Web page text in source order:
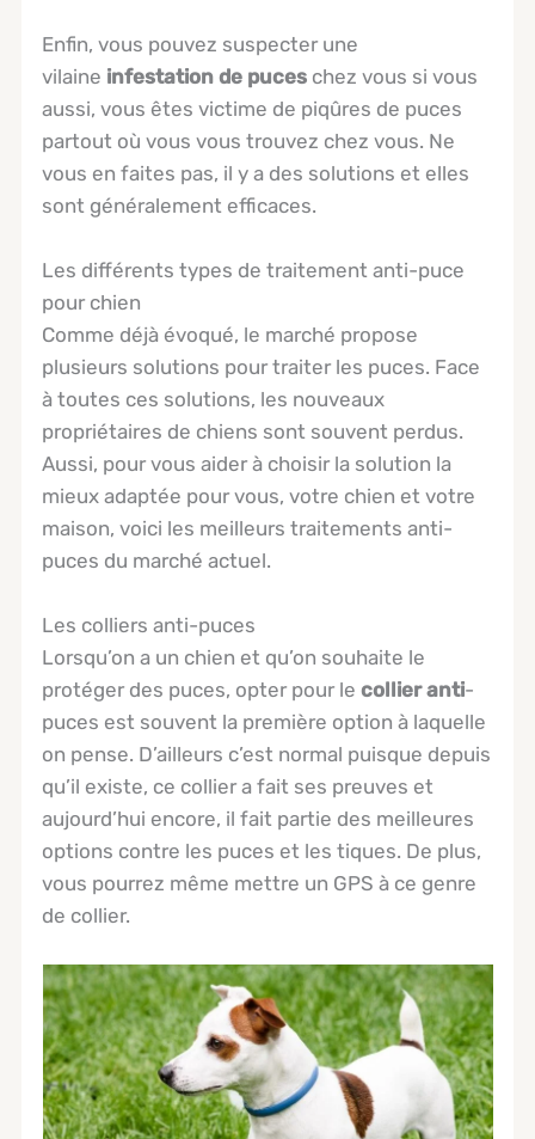
Enfin, vous pouvez suspecter une
vilaine infestation de puces chez vous si vous
aussi, vous êtes victime de piqûres de puces
partout où vous vous trouvez chez vous. Ne
vous en faites pas, il y a des solutions et elles
sont généralement efficaces.
Les différents types de traitement anti-puce
pour chien
Comme déjà évoqué, le marché propose
plusieurs solutions pour traiter les puces. Face
à toutes ces solutions, les nouveaux
propriétaires de chiens sont souvent perdus.
Aussi, pour vous aider à choisir la solution la
mieux adaptée pour vous, votre chien et votre
maison, voici les meilleurs traitements anti-
puces du marché actuel.
Les colliers anti-puces
Lorsqu’on a un chien et qu’on souhaite le
protéger des puces, opter pour lecollier anti-
puces est souvent la première option à laquelle
on pense. D’ailleurs c’est normal puisque depuis
qu’il existe, ce collier a fait ses preuves et
aujourd’hui encore, il fait partie des meilleures
options contre les puces et les tiques. De plus,
vous pourrez même mettre un GPS à ce genre
de collier.